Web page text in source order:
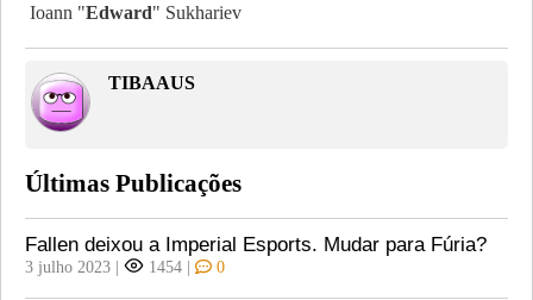
Ioann "Edward" Sukhariev
TIBAAUS
Últimas Publicações
Fallen deixou a Imperial Esports. Mudar para Fúria?
3 julho 2023 | 1454 | 0